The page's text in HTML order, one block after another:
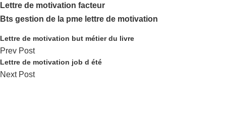
Lettre de motivation facteur
Bts gestion de la pme lettre de motivation
Lettre de motivation but métier du livre
Prev Post
Lettre de motivation job d été
Next Post